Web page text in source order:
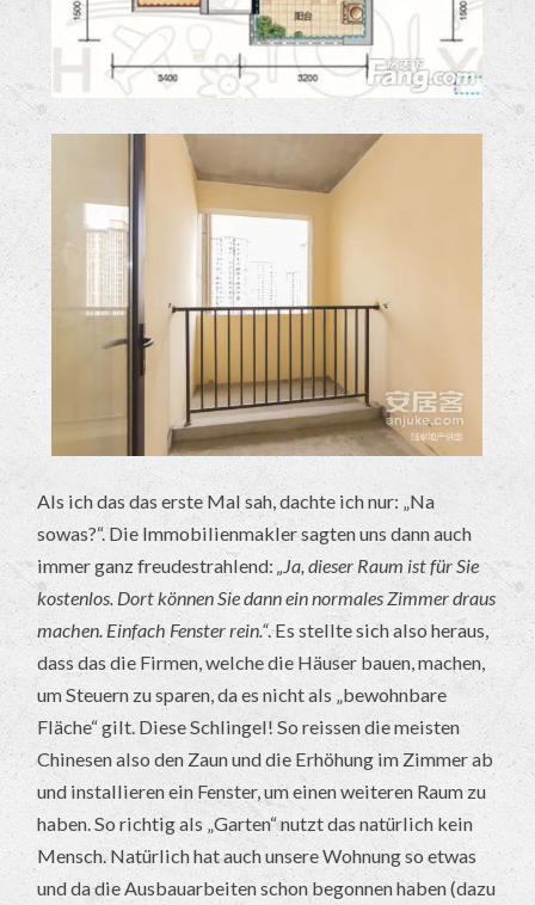
Als ich das das erste Mal sah, dachte ich nur: „Na
sowas?“. Die Immobilienmakler sagten uns dann auch
immer ganz freudestrahlend: „Ja, dieser Raum ist für Sie
kostenlos. Dort können Sie dann ein normales Zimmer draus
machen. Einfach Fenster rein.“. Es stellte sich also heraus,
dass das die Firmen, welche die Häuser bauen, machen,
um Steuern zu sparen, da es nicht als „bewohnbare
Fläche“ gilt. Diese Schlingel! So reissen die meisten
Chinesen also den Zaun und die Erhöhung im Zimmer ab
und installieren ein Fenster, um einen weiteren Raum zu
haben. So richtig als „Garten“ nutzt das natürlich kein
Mensch. Natürlich hat auch unsere Wohnung so etwas
und da die Ausbauarbeiten schon begonnen haben (dazu